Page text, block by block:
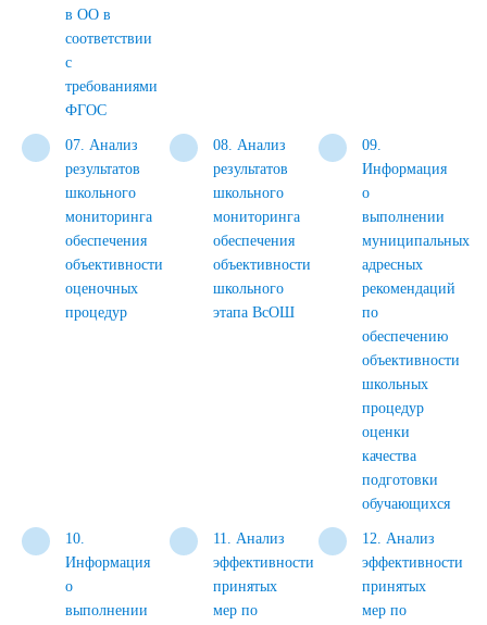
в ОО в
соответствии
с
требованиями
ФГОС
07. Анализ
результатов
школьного
мониторинга
обеспечения
объективности
оценочных
процедур
08. Анализ
результатов
школьного
мониторинга
обеспечения
объективности
школьного
этапа ВсОШ
09.
Информация
о
выполнении
муниципальных
адресных
рекомендаций
по
обеспечению
объективности
школьных
процедур
оценки
качества
подготовки
обучающихся
10.
Информация
о
выполнении
11. Анализ
эффективности
принятых
мер по
12. Анализ
эффективности
принятых
мер по